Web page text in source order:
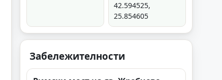
42.594525,
25.854605
Забележителности